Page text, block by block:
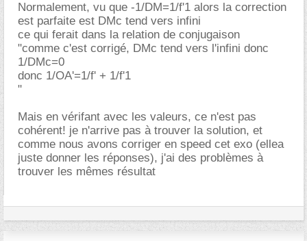
Normalement, vu que -1/DM=1/f'1 alors la correction
est parfaite est DMc tend vers infini
ce qui ferait dans la relation de conjugaison
"comme c'est corrigé, DMc tend vers l'infini donc
1/DMc=0
donc 1/OA'=1/f' + 1/f'1
"
Mais en vérifant avec les valeurs, ce n'est pas
cohérent! je n'arrive pas à trouver la solution, et
comme nous avons corriger en speed cet exo (ellea
juste donner les réponses), j'ai des problèmes à
trouver les mêmes résultat